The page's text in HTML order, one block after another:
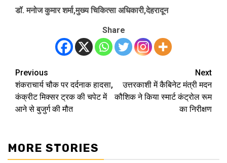
डॉ. मनोज कुमार शर्मा,मुख्य चिकित्सा अधिकारी,देहरादून
Share
Post
navigation
Previous
शंकराचार्य चौक पर दर्दनाक हादसा,
कंक्रीट मिक्सर ट्रक की चपेट में
आने से बुजुर्ग की मौत
Next
उत्तरकाशी में कैबिनेट मंत्री मदन
कौशिक ने किया स्मार्ट कंट्रोल रूम
का निरीक्षण
MORE STORIES